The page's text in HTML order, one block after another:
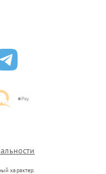
характер.